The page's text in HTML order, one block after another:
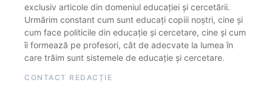
exclusiv articole din domeniul educației și cercetării.
Urmărim constant cum sunt educați copiii noștri, cine și
cum face politicile din educație și cercetare, cine și cum
îi formează pe profesori, cât de adecvate la lumea în
care trăim sunt sistemele de educație și cercetare.
CONTACT REDACȚIE